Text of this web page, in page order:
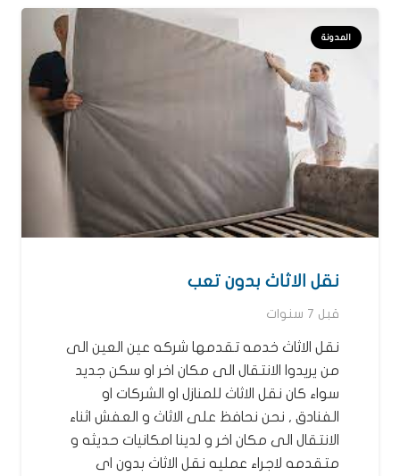
المدونة
نقل الاثاث بدون تعب
قبل 7 سنوات
نقل الاثاث خدمه تقدمها شركه عين العين الى
من يريدوا الانتقال الى مكان اخر او سكن جديد
سواء كان نقل الاثاث للمنازل او الشركات او
الفنادق , نحن نحافظ على الاثاث و العفش اثناء
الانتقال الى مكان اخر و لدينا امكانيات حديثه و
متقدمه لاجراء عمليه نقل الاثاث بدون اى